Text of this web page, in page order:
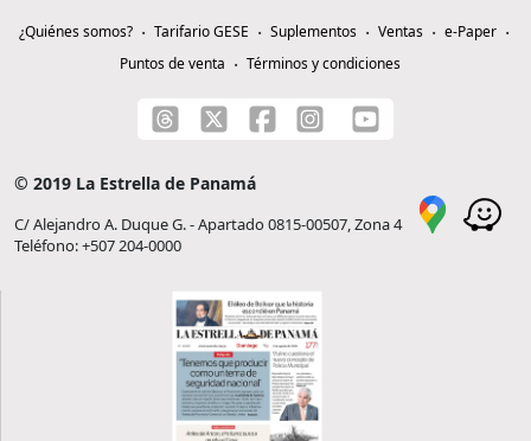
¿Quiénes somos? Tarifario GESE Suplementos Ventas
e-Paper
Puntos de venta
Términos y condiciones
© 2019 La Estrella de Panamá
C/ Alejandro A. Duque G. - Apartado 0815-00507, Zona 4
Teléfono: +507 204-0000